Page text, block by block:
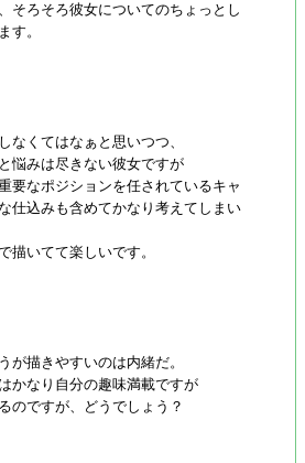
そろそろ彼女についてのちょっとし
す。
なくてはなぁと思いつつ、
悩みは尽きない彼女ですが
要なポジションを任されているキャ
仕込みも含めてかなり考えてしまい
描いてて楽しいです。
が描きやすいのは内緒だ。
かなり自分の趣味満載ですが
のですが、どうでしょう？